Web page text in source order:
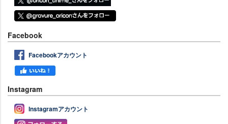
Facebook
Facebookアカウント
Instagram
Instagramアカウント